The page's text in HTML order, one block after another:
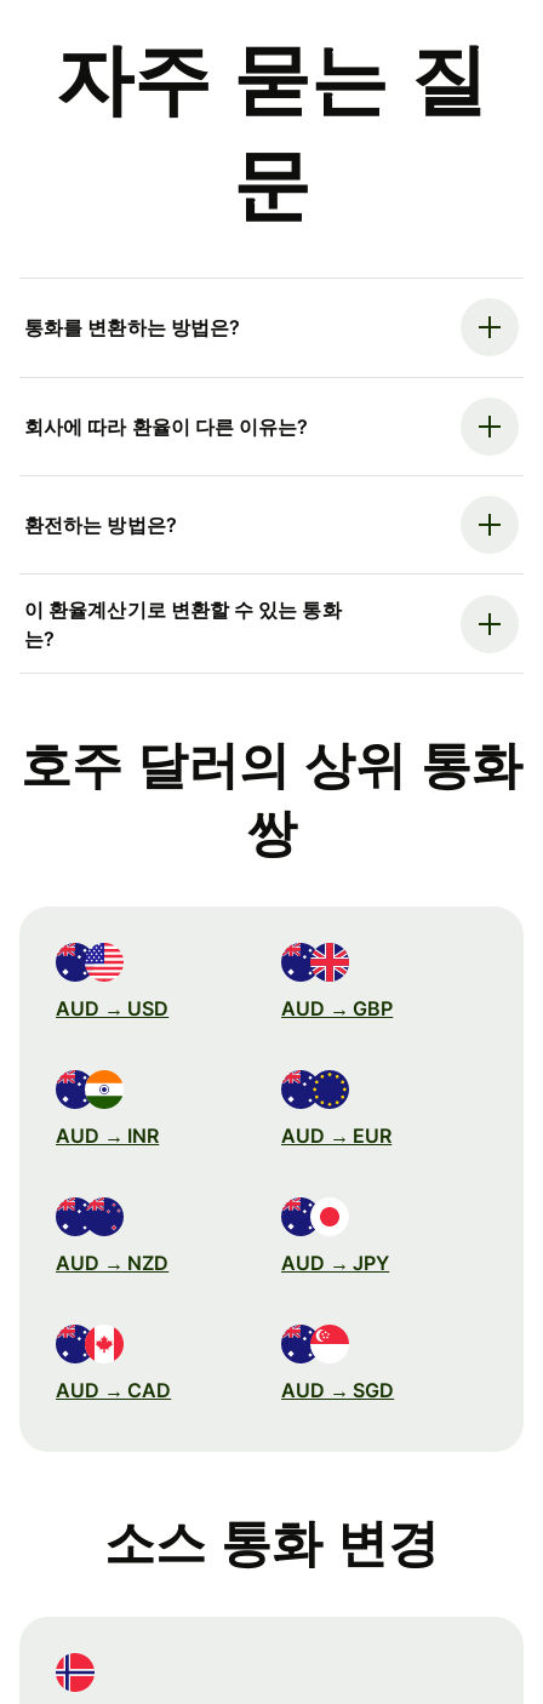
자주 묻는 질
문
통화를 변환하는 방법은?
회사에 따라 환율이 다른 이유는?
환전하는 방법은?
이 환율계산기로 변환할 수 있는 통화
는?
호주 달러의 상위 통화
쌍
AUD → USD AUD → GBP
AUD → INR AUD → EUR
AUD → NZD AUD → JPY
AUD → CAD AUD → SGD
소스 통화 변경